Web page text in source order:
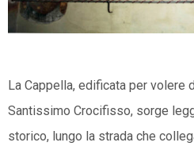
+39
museo.bronzidorati@libero.it
La Cappella, edificata per volere
Santissimo Crocifisso, sorge
storico, lungo la strada che